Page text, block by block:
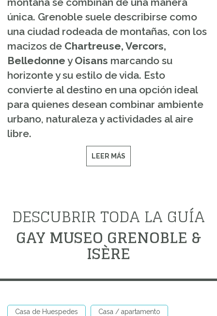
única. Grenoble suele describirse como
una ciudad rodeada de montañas, con los
macizos de Chartreuse, Vercors,
Belledonne yOisans marcando su
horizonte y su estilo de vida. Esto
convierte al destino en una opción ideal
para quienes desean combinar ambiente
urbano, naturaleza y actividades al aire
libre.
LEER MÁS
DESCUBRIR TODA LA GUÍA
GAY MUSEO GRENOBLE &
ISÈRE
Casa de Huespedes Casa / apartamento